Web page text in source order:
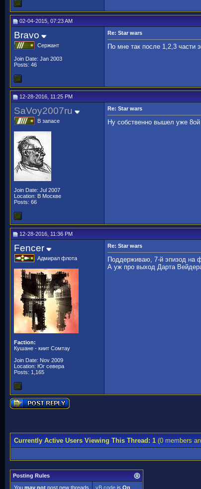
02-04-2015, 07:23 AM
Bravo
Сержант
Join Date: Jan 2003
Posts: 46
Re: Star wars
По мне так после 1,2,3 части
12-28-2016, 11:25 PM
SaVoy2007ru
В запасе
Join Date: Jul 2007
Location: В Москве
Posts: 66
Re: Star wars
Ну собственно вышел уже
12-28-2016, 11:36 PM
Fencer
Адмирал флота
Faction:
Кушане - киит Сомтау
Join Date: Nov 2009
Location: Юг севера
Posts: 1,165
Re: Star wars
Поддерживаю, 7-й эпизод на
А уж про выход Дарта
Currently Active Users Viewing This Thread: 1(0 members
Posting Rules
You may not post new threads vB code is On